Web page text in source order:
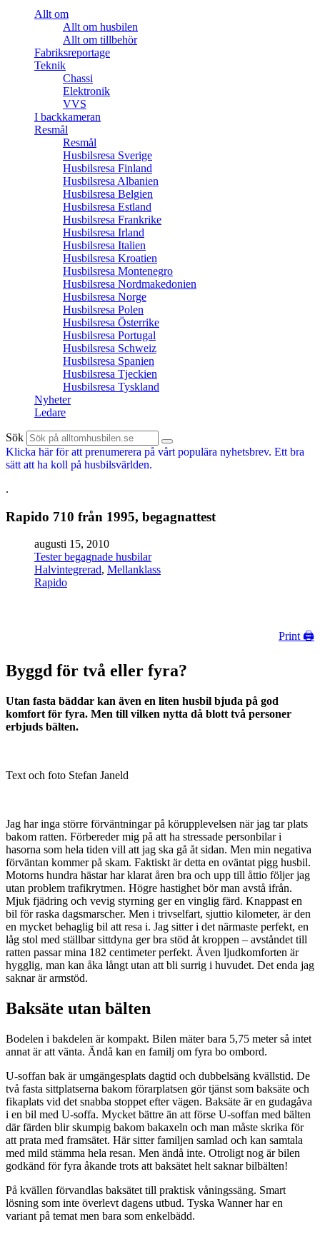
Allt om
Allt om husbilen
Allt om tillbehör
Fabriksreportage
Teknik
Chassi
Elektronik
VVS
I backkameran
Resmål
Resmål
Husbilsresa Sverige
Husbilsresa Finland
Husbilsresa Albanien
Husbilsresa Belgien
Husbilsresa Estland
Husbilsresa Frankrike
Husbilsresa Irland
Husbilsresa Italien
Husbilsresa Kroatien
Husbilsresa Montenegro
Husbilsresa Nordmakedonien
Husbilsresa Norge
Husbilsresa Polen
Husbilsresa Österrike
Husbilsresa Portugal
Husbilsresa Schweiz
Husbilsresa Spanien
Husbilsresa Tjeckien
Husbilsresa Tyskland
Nyheter
Ledare
Sök
Klicka här för att prenumerera på vårt populära nyhetsbrev. Ett bra
sätt att ha koll på husbilsvärlden.
.
Rapido 710 från 1995, begagnattest
augusti 15, 2010
Tester begagnade husbilar
Halvintegrerad, Mellanklass
Rapido
Print 🖨
Byggd för två eller fyra?
Utan fasta bäddar kan även en liten husbil bjuda på god
komfort för fyra. Men till vilken nytta då blott två personer
erbjuds bälten.
Text och foto Stefan Janeld
Jag har inga större förväntningar på körupplevelsen när jag tar plats
bakom ratten. Förbereder mig på att ha stressade personbilar i
hasorna som hela tiden vill att jag ska gå åt sidan. Men min negativa
förväntan kommer på skam. Faktiskt är detta en oväntat pigg husbil.
Motorns hundra hästar har klarat åren bra och upp till åttio följer jag
utan problem trafikrytmen. Högre hastighet bör man avstå ifrån.
Mjuk fjädring och vevig styrning ger en vinglig färd. Knappast en
bil för raska dagsmarscher. Men i trivselfart, sjuttio kilometer, är den
en mycket behaglig bil att resa i. Jag sitter i det närmaste perfekt, en
låg stol med ställbar sittdyna ger bra stöd åt kroppen – avståndet till
ratten passar mina 182 centimeter perfekt. Även ljudkomforten är
hygglig, man kan åka långt utan att bli surrig i huvudet. Det enda jag
saknar är armstöd.
Baksäte utan bälten
Bodelen i bakdelen är kompakt. Bilen mäter bara 5,75 meter så intet
annat är att vänta. Ändå kan en familj om fyra bo ombord.
U-soffan bak är umgängesplats dagtid och dubbelsäng kvällstid. De
två fasta sittplatserna bakom förarplatsen gör tjänst som baksäte och
fikaplats vid det snabba stoppet efter vägen. Baksäte är en gudagåva
i en bil med U-soffa. Mycket bättre än att förse U-soffan med bälten
där färden blir skumpig bakom bakaxeln och man måste skrika för
att prata med framsätet. Här sitter familjen samlad och kan samtala
med mild stämma hela resan. Men ändå inte. Otroligt nog är bilen
godkänd för fyra åkande trots att baksätet helt saknar bilbälten!
På kvällen förvandlas baksätet till praktisk våningssäng. Smart
lösning som inte överlevt dagens utbud. Tyska Wanner har en
variant på temat men bara som enkelbädd.